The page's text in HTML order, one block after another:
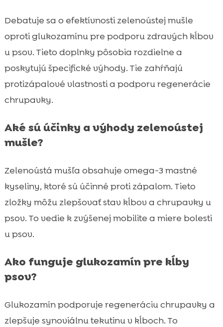
Debatuje sa o efektívnosti zelenoústej mušle
oproti glukozamínu pre podporu zdravých kĺbov
u psov. Tieto doplnky pôsobia rozdielne a
poskytujú špecifické výhody. Tie zahŕňajú
protizápalové vlastnosti a podporu regenerácie
chrupavky.
Aké sú účinky a výhody zelenoústej
mušle?
Zelenoústá mušľa obsahuje omega-3 mastné
kyseliny, ktoré sú účinné proti zápalom. Tieto
zložky môžu zlepšovať stav kĺbov a chrupavky u
psov. To vedie k zvýšenej mobilite a miere bolesti
u psov.
Ako funguje glukozamín pre kĺby
psov?
Glukozamín podporuje regeneráciu chrupavky a
zlepšuje synoviálnu tekutinu v kĺboch. To